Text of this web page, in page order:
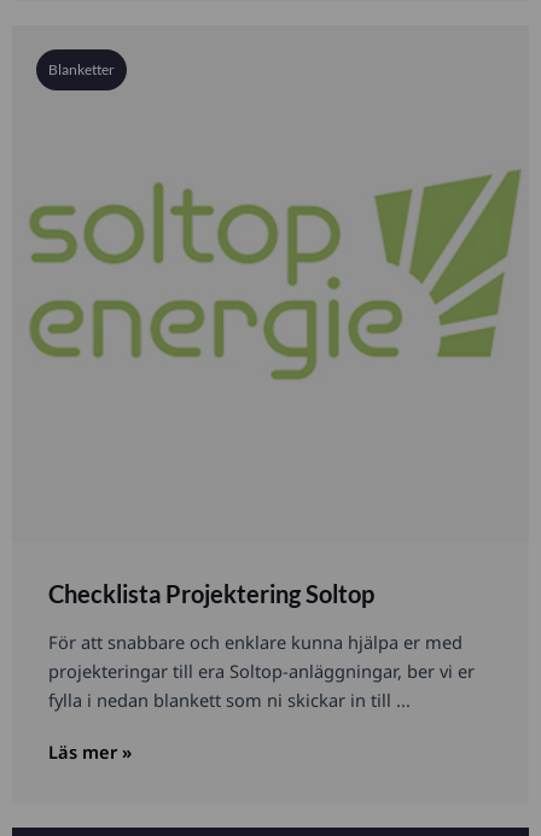
Blanketter
Checklista Projektering Soltop
För att snabbare och enklare kunna hjälpa er med
projekteringar till era Soltop-anläggningar, ber vi er
fylla i nedan blankett som ni skickar in till ...
Läs mer »